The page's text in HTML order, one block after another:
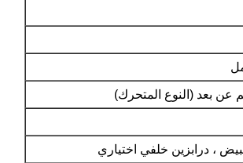
عن بعد (النوع المتحرك)
، درابزين خلفي اختياري